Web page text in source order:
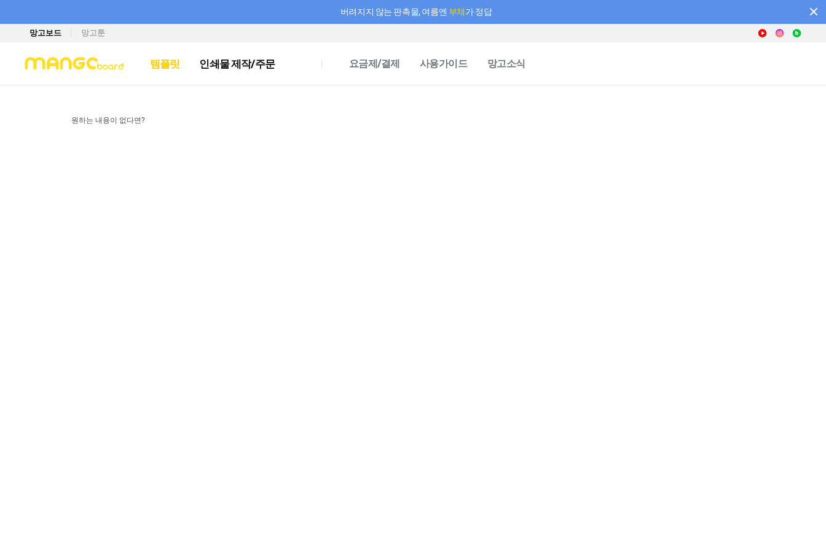
버려지지 않는 판촉물, 여름엔 부채가 정답
망고보드 망고툰
템플릿 인쇄물 제작/주문 요금제/결제 사용가이드 망고소식
원하는 내용이 없다면?